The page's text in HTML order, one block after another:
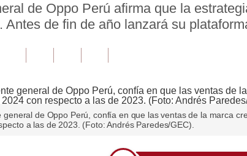
de Oppo Perú afirma que la
Antes de fin de año lanzará su
general de Oppo Perú, confía en que las ventas de la marca
a las de 2023. (Foto: Andrés Paredes/GEC).